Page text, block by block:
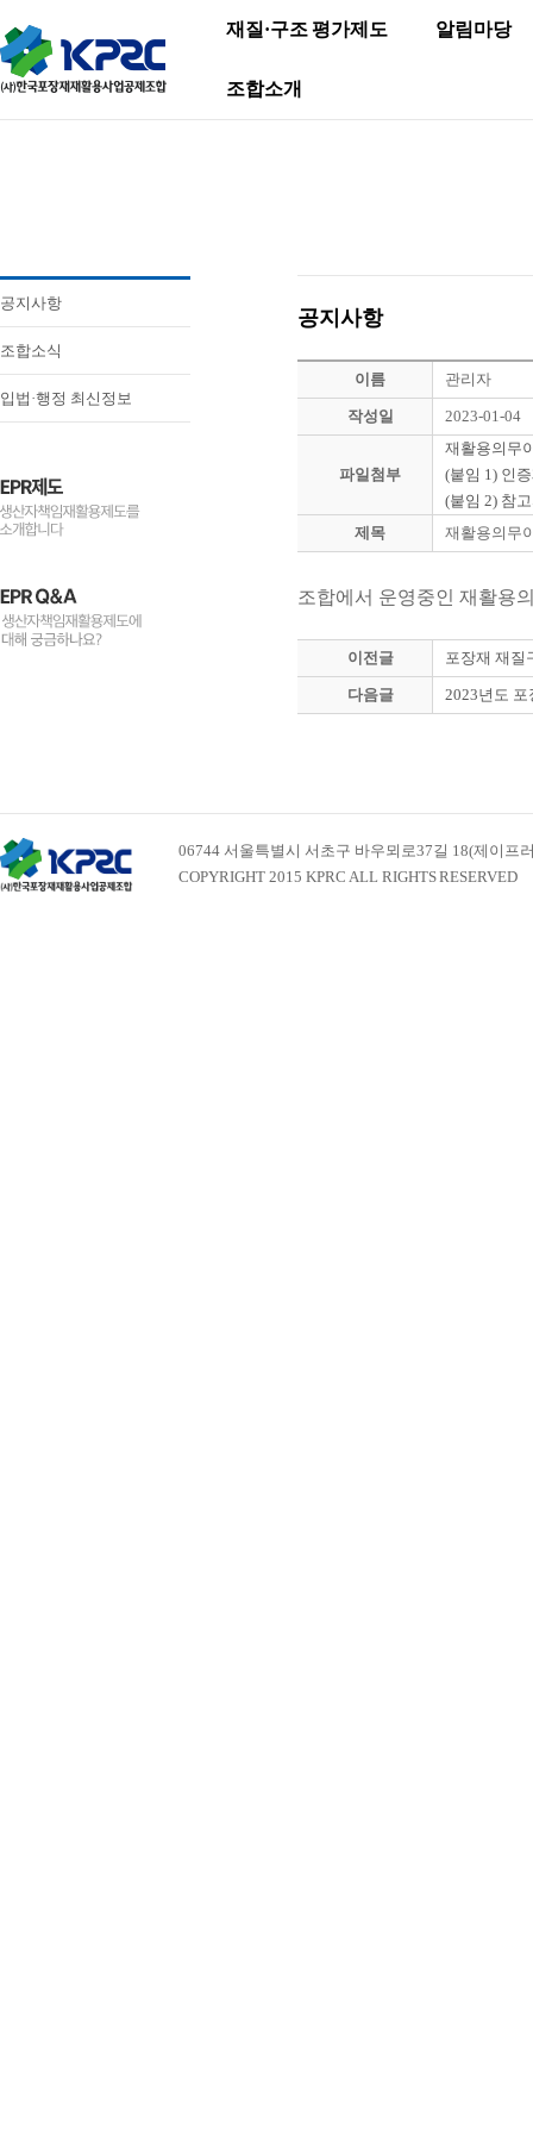
재질·구조 평가제도 알림마당
조합소개
공지사항
조합소식
입법·행정 최신정보
공지사항
이름 관리자
작성일 2023-01-04
파일첨부
재활용의무
(붙임 1) 인
(붙임 2) 참
제목
재활용의무
조합에서 운영중인 재활용
이전글 포장재 재질
다음글 2023년도
06744 서울특별시 서초구 바우뫼로37길 18(제이프
COPYRIGHT 2015 KPRC ALL RIGHTS RESERVED